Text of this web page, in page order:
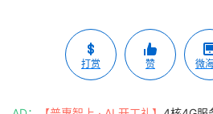
打赏 赞 微